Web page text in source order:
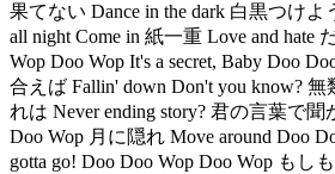
果てない Dance in the dark 白黒つけよ
all night Come in 紙一重 Love and hate
Wop Doo Wop It's a secret, Baby Doo
合えば Fallin' down Don't you know? 無
れは Never ending story? 君の言葉で聞
Doo Wop 月に隠れ Move around Doo
gotta go! Doo Doo Wop Doo Wop もし